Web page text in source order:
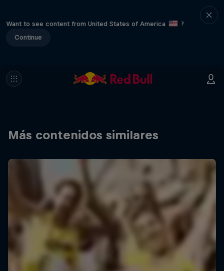
Want to see content from United States of America
?
Continue
Más contenidos similares